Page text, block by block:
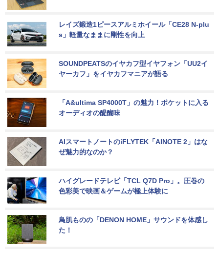
レイズ鍛造1ピースアルミホイール「CE28 N-plu
s」軽量なままに剛性を向上
SOUNDPEATSのイヤカフ型イヤフォン「UU2イ
ヤーカフ」をイヤカフマニアが語る
「A&ultima SP4000T」の魅力！ポケットに入る
オーディオの醍醐味
AIスマートノートのiFLYTEK「AINOTE 2」はな
ぜ魅力的なのか？
ハイグレードテレビ「TCL Q7D Pro」。圧巻の
色彩美で映画＆ゲームが極上体験に
鳥肌ものの「DENON HOME」サウンドを体感し
た！